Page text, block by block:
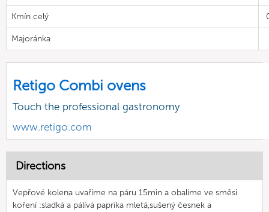
Kmín celý
Majoránka
Retigo Combi ovens
Touch the professional gastronomy
www.retigo.com
Directions
Vepřové kolena uvaříme na páru 15min a obalíme ve směsi
koření :sladká a pálívá paprika mletá,sušený česnek a